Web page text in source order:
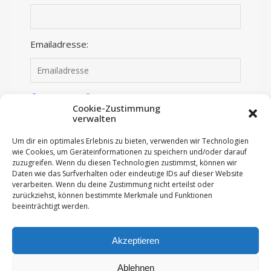
Cookie-Zustimmung
verwalten
Um dir ein optimales Erlebnis zu bieten, verwenden wir Technologien
wie Cookies, um Geräteinformationen zu speichern und/oder darauf
zuzugreifen. Wenn du diesen Technologien zustimmst, können wir
Daten wie das Surfverhalten oder eindeutige IDs auf dieser Website
verarbeiten. Wenn du deine Zustimmung nicht erteilst oder
zurückziehst, können bestimmte Merkmale und Funktionen
beeinträchtigt werden.
Akzeptieren
Ablehnen
Emailadresse:
stimme dieser zu.
© 2018 - 2026 All Rights Reserved - Im roten Schwedenhaus